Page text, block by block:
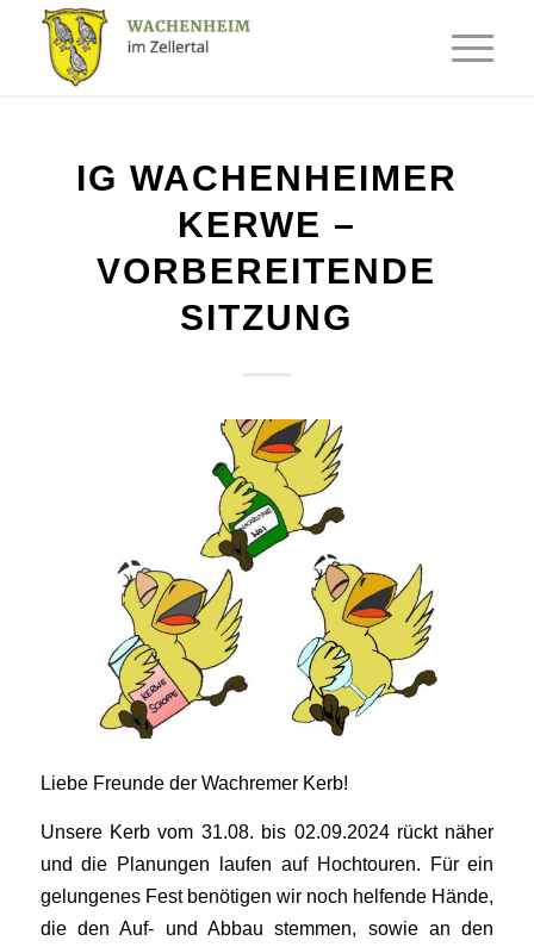
IG WACHENHEIMER
KERWE –
VORBEREITENDE
SITZUNG
Liebe Freunde der Wachremer Kerb!
Unsere Kerb vom 31.08. bis 02.09.2024 rückt näher
und die Planungen laufen auf Hochtouren. Für ein
gelungenes Fest benötigen wir noch helfende Hände,
die den Auf- und Abbau stemmen, sowie an den